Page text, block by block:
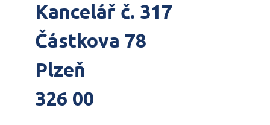
Kancelář č. 317
Částkova 78
Plzeň
326 00